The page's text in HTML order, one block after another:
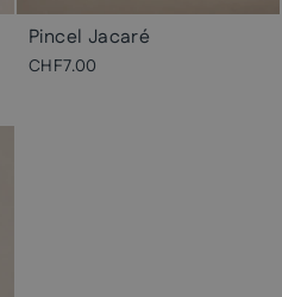
Pincel Jacaré
CHF7.00